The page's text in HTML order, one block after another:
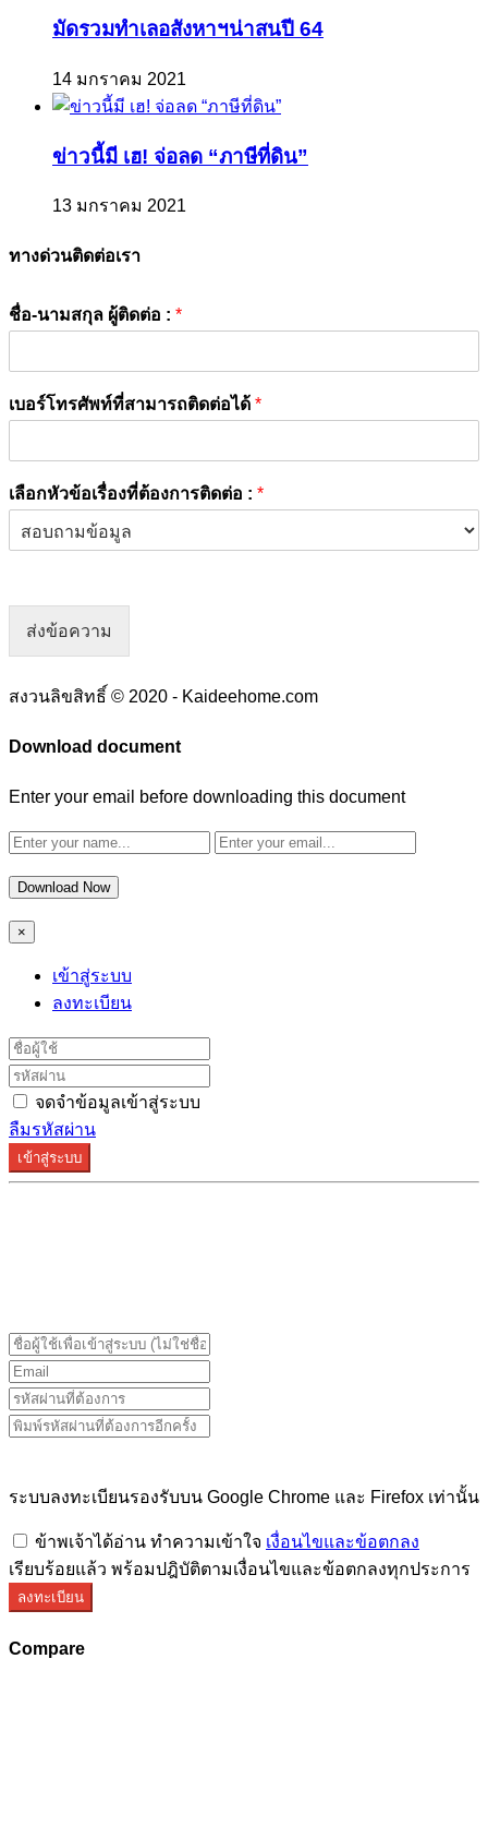
มัดรวมทำเลอสังหาฯน่าสนปี 64
14 มกราคม 2021
ข่าวนี้มี เฮ! จ่อลด “ภาษีที่ดิน”
13 มกราคม 2021
ทางด่วนติดต่อเรา
ชื่อ-นามสกุล ผู้ติดต่อ : *
เบอร์โทรศัพท์ที่สามารถติดต่อได้ *
เลือกหัวข้อเรื่องที่ต้องการติดต่อ : *
ส่งข้อความ
สงวนลิขสิทธิ์ © 2020 - Kaideehome.com
Download document
Enter your email before downloading this document
Download Now
×
เข้าสู่ระบบ
ลงทะเบียน
จดจำข้อมูลเข้าสู่ระบบ
ลืมรหัสผ่าน
เข้าสู่ระบบ
ระบบลงทะเบียนรองรับบน Google Chrome และ Firefox เท่านั้น
ข้าพเจ้าได้อ่าน ทำความเข้าใจ เงื่อนไขและข้อตกลง
เรียบร้อยแล้ว พร้อมปฎิบัติตามเงื่อนไขและข้อตกลงทุกประการ
ลงทะเบียน
Compare